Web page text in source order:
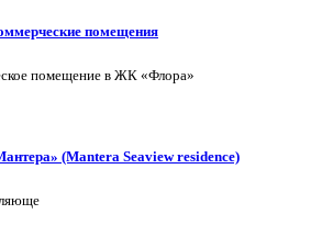
помещения
помещение в ЖК «Флора»
(Mantera Seaview rеsidence)